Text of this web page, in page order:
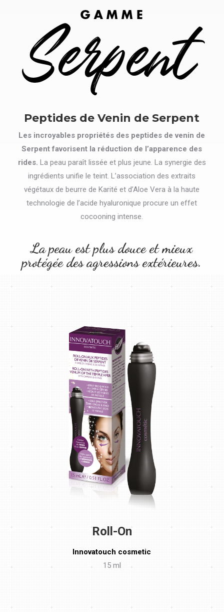
Peptides de Venin de Serpent
Les incroyables propriétés des peptides de venin de
Serpent favorisent la réduction de l’apparence des
rides. La peau paraît lissée et plus jeune. La synergie des
ingrédients unifie le teint. L’association des extraits
végétaux de beurre de Karité et d’Aloe Vera à la haute
technologie de l’acide hyaluronique procure un effet
cocooning intense.
La peau est plus douce et mieux
protégée des agressions extérieures.
Roll-On
Innovatouch cosmetic
15 ml